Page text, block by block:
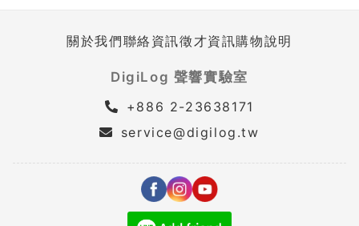
關於我們聯絡資訊徵才資訊購物說明
DigiLog 聲響實驗室
+886 2-23638171
service@digilog.tw